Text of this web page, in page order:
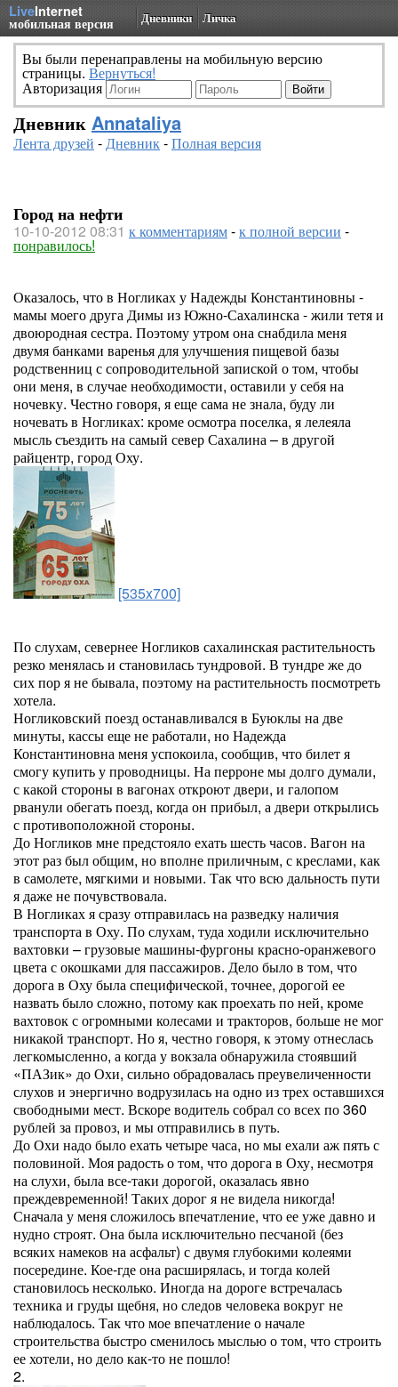
LiveInternet
мобильная версия Дневники Личка
Вы были перенаправлены на мобильную версию
страницы. Вернуться!
Авторизация
Дневник Annataliya
Лента друзей -Дневник-Полная версия
Город на нефти
10-10-2012 08:31 к комментариям-к полной версии -
понравилось!
Оказалось, что в Ногликах у Надежды Константиновны -
мамы моего друга Димы из Южно-Сахалинска - жили тетя и
двоюродная сестра. Поэтому утром она снабдила меня
двумя банками варенья для улучшения пищевой базы
родственниц с сопроводительной запиской о том, чтобы
они меня, в случае необходимости, оставили у себя на
ночевку. Честно говоря, я еще сама не знала, буду ли
ночевать в Ногликах: кроме осмотра поселка, я лелеяла
мысль съездить на самый север Сахалина – в другой
райцентр, город Оху.
[535x700]
По слухам, севернее Ногликов сахалинская растительность
резко менялась и становилась тундровой. В тундре же до
сих пор я не бывала, поэтому на растительность посмотреть
хотела.
Ногликовский поезд останавливался в Буюклы на две
минуты, кассы еще не работали, но Надежда
Константиновна меня успокоила, сообщив, что билет я
смогу купить у проводницы. На перроне мы долго думали,
с какой стороны в вагонах откроют двери, и галопом
рванули обегать поезд, когда он прибыл, а двери открылись
с противоположной стороны.
До Ногликов мне предстояло ехать шесть часов. Вагон на
этот раз был общим, но вполне приличным, с креслами, как
в самолете, мягкими и новыми. Так что всю дальность пути
я даже не почувствовала.
В Ногликах я сразу отправилась на разведку наличия
транспорта в Оху. По слухам, туда ходили исключительно
вахтовки – грузовые машины-фургоны красно-оранжевого
цвета с окошками для пассажиров. Дело было в том, что
дорога в Оху была специфической, точнее, дорогой ее
назвать было сложно, потому как проехать по ней, кроме
вахтовок с огромными колесами и тракторов, больше не мог
никакой транспорт. Но я, честно говоря, к этому отнеслась
легкомысленно, а когда у вокзала обнаружила стоявший
«ПАЗик» до Охи, сильно обрадовалась преувеличенности
слухов и энергично водрузилась на одно из трех оставшихся
свободными мест. Вскоре водитель собрал со всех по 360
рублей за провоз, и мы отправились в путь.
До Охи надо было ехать четыре часа, но мы ехали аж пять с
половиной. Моя радость о том, что дорога в Оху, несмотря
на слухи, была все-таки дорогой, оказалась явно
преждевременной! Таких дорог я не видела никогда!
Сначала у меня сложилось впечатление, что ее уже давно и
нудно строят. Она была исключительно песчаной (без
всяких намеков на асфальт) с двумя глубокими колеями
посередине. Кое-где она расширялась, и тогда колей
становилось несколько. Иногда на дороге встречалась
техника и груды щебня, но следов человека вокруг не
наблюдалось. Так что мое впечатление о начале
строительства быстро сменилось мыслью о том, что строить
ее хотели, но дело как-то не пошло!
2.